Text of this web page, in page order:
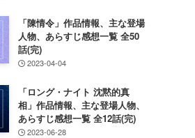
「陳情令」作品情報、主な登場
人物、あらすじ感想一覧 全50
話(完)
2023-04-04
「ロング・ナイト 沈黙的真
相」作品情報、主な登場人物、
あらすじ感想一覧 全12話(完)
2023-06-28